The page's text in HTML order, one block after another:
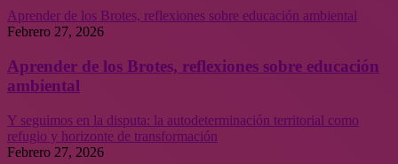
Aprender de los Brotes, reflexiones sobre educación ambiental
Febrero 27, 2026
Aprender de los Brotes, reflexiones sobre educación
ambiental
Y seguimos en la disputa: la autodeterminación territorial como
refugio y horizonte de transformación
Febrero 27, 2026